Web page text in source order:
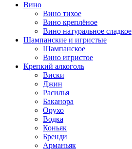
Вино
Вино тихое
Вино креплёное
Вино натуральное сладкое
Шампанские и игристые
Шампанское
Вино игристое
Крепкий алкоголь
Виски
Джин
Расилья
Баканора
Орухо
Водка
Коньяк
Бренди
Арманьяк